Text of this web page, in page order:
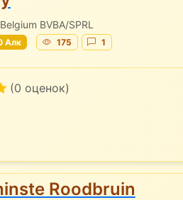
BVBA/SPRL
Алк 175 1
(0 оценок)
Roodbruin